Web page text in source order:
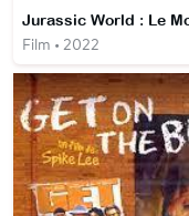
Film • 2022